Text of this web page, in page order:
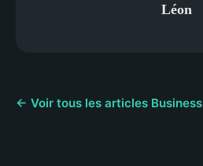
Léon
← Voir tous les articles Business